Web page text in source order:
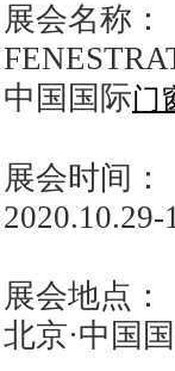
展会名称：
中国国际门
展会时间：
2020.10.29-
展会地点：
北京·中国